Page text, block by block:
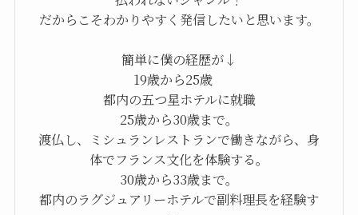
だからこそわかりやすく発信したいと思います。
簡単に僕の経歴が↓
19歳から25歳
都内の五つ星ホテルに就職
25歳から30歳まで。
渡仏し、ミシュランレストランで働きながら、身
体でフランス文化を体験する。
30歳から33歳まで。
都内のラグジュアリーホテルで副料理長を経験す